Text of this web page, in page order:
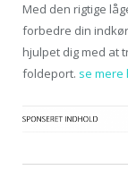
Med den rigtige
forbedre din
hjulpet dig med at
foldeport. se mere